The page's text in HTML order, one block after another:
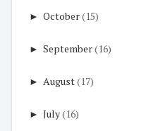
► October(15)
► September(16)
► August(17)
► July(16)